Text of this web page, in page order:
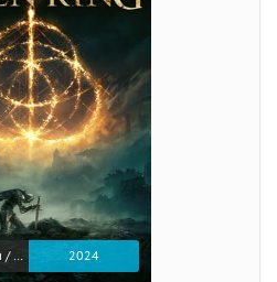
Приключения / Экшен / Ролевые 2024